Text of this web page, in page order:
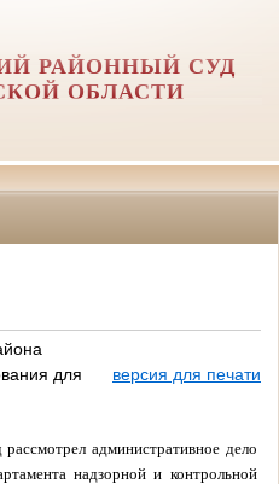
РАЙОННЫЙ СУД
ОБЛАСТИ
для
версия для печати
административное дело
надзорной и контрольной